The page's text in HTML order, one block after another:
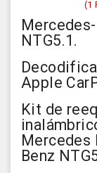
(1
NTG5.1.
Apple
Kit de
Mercedes
Benz